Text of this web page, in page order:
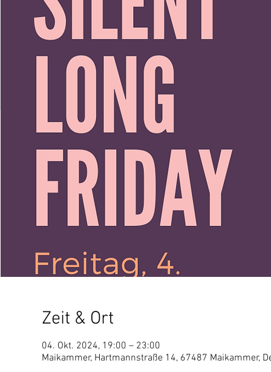
Zeit & Ort
04. Okt. 2024, 19:00 – 23:00
Maikammer, Hartmannstraße 14, 67487 Maikammer,